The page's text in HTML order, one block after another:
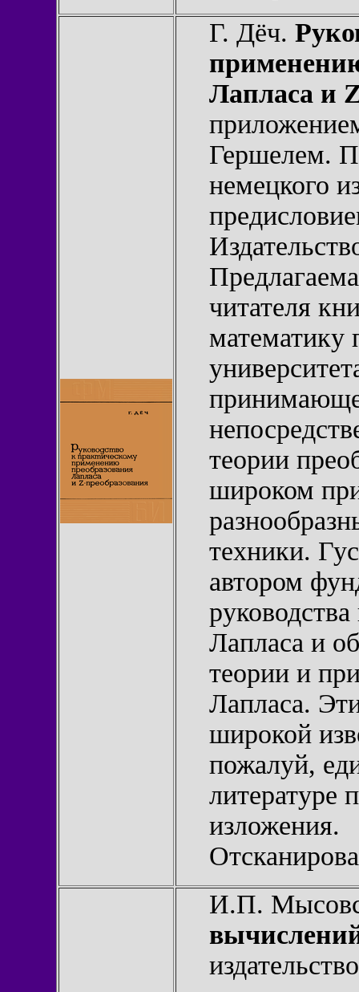
Г. Дёч.
Лапласа и
Гершелем.
немецкого
читателя
математику
теории
широком
техники.
автором
Лапласа и
теории и
Лапласа.
широкой
пожалуй,
литературе
изложения.
И.П.